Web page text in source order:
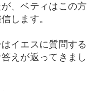
、ベティはこの方
します。
イエスに質問する
えが返ってきまし